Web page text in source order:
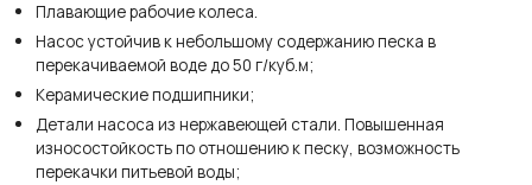
Плавающие рабочие колеса.
Насос устойчив к небольшому содержанию песка в
перекачиваемой воде до 50 г/куб.м;
Керамические подшипники;
Детали насоса из нержавеющей стали. Повышенная
износостойкость по отношению к песку, возможность
перекачки питьевой воды;